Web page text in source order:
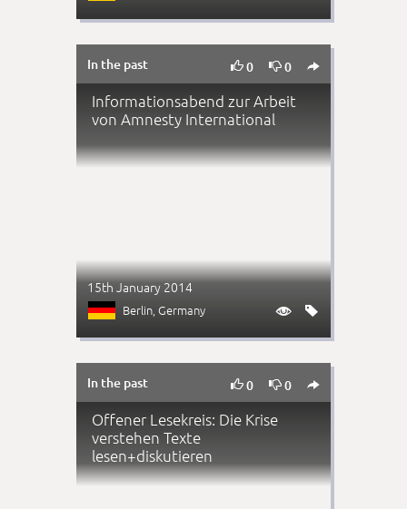
In the past 0 0 
Informationsabend zur Arbeit
von Amnesty International
15th January 2014
Berlin, Germany  
In the past 0 0 
Offener Lesekreis: Die Krise
verstehen Texte
lesen+diskutieren